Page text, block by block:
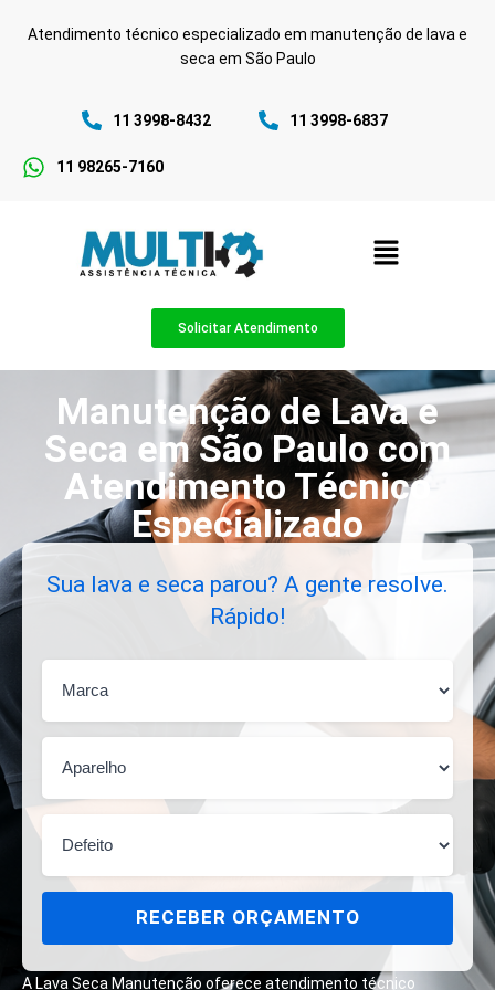
Atendimento técnico especializado em manutenção de lava e
seca em São Paulo
11 3998-8432 11 3998-6837
11 98265-7160
Solicitar Atendimento
Manutenção de Lava e
Seca em São Paulo com
Atendimento Técnico
Especializado
Sua lava e seca parou? A gente resolve.
Rápido!
RECEBER ORÇAMENTO
A Lava Seca Manutenção oferece atendimento técnico